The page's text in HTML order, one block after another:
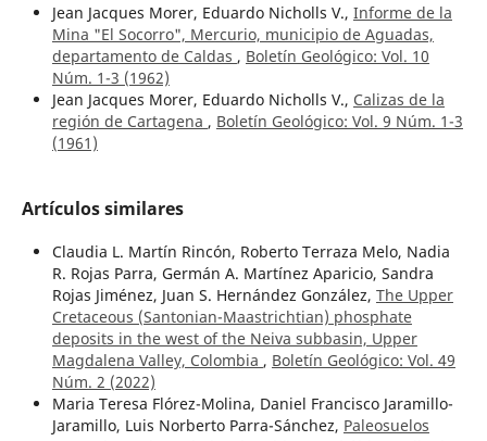
Jean Jacques Morer, Eduardo Nicholls V., Informe de la
Mina "El Socorro", Mercurio, municipio de Aguadas,
departamento de Caldas , Boletín Geológico: Vol. 10
Núm. 1-3 (1962)
Jean Jacques Morer, Eduardo Nicholls V., Calizas de la
región de Cartagena , Boletín Geológico: Vol. 9 Núm. 1-3
(1961)
Artículos similares
Claudia L. Martín Rincón, Roberto Terraza Melo, Nadia
R. Rojas Parra, Germán A. Martínez Aparicio, Sandra
Rojas Jiménez, Juan S. Hernández González, The Upper
Cretaceous (Santonian-Maastrichtian) phosphate
deposits in the west of the Neiva subbasin, Upper
Magdalena Valley, Colombia , Boletín Geológico: Vol. 49
Núm. 2 (2022)
Maria Teresa Flórez-Molina, Daniel Francisco Jaramillo-
Jaramillo, Luis Norberto Parra-Sánchez, Paleosuelos